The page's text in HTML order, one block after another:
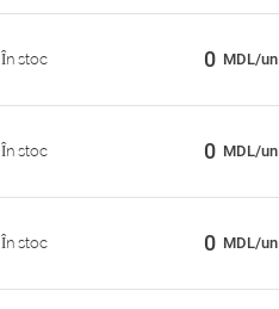
În stoc 0 MDL/un
În stoc 0 MDL/un
În stoc 0 MDL/un